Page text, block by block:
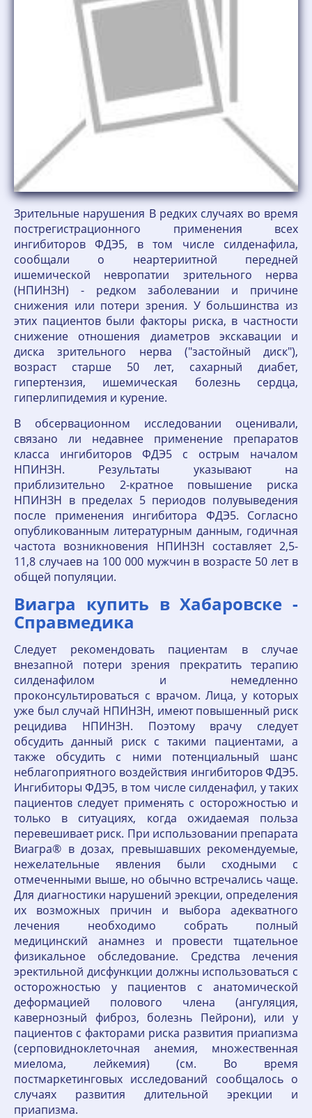
Зрительные нарушения В редких случаях во время
пострегистрационного применения всех
ингибиторов ФДЭ5, в том числе силденафила,
сообщали о неартериитной передней
ишемической невропатии зрительного нерва
(НПИНЗН) - редком заболевании и причине
снижения или потери зрения. У большинства из
этих пациентов были факторы риска, в частности
снижение отношения диаметров экскавации и
диска зрительного нерва ("застойный диск"),
возраст старше 50 лет, сахарный диабет,
гипертензия, ишемическая болезнь сердца,
гиперлипидемия и курение.
В обсервационном исследовании оценивали,
связано ли недавнее применение препаратов
класса ингибиторов ФДЭ5 с острым началом
НПИНЗН. Результаты указывают на
приблизительно 2-кратное повышение риска
НПИНЗН в пределах 5 периодов полувыведения
после применения ингибитора ФДЭ5. Согласно
опубликованным литературным данным, годичная
частота возникновения НПИНЗН составляет 2,5-
11,8 случаев на 100 000 мужчин в возрасте 50 лет в
общей популяции.
Виагра купить в Хабаровске -
Справмедика
Следует рекомендовать пациентам в случае
внезапной потери зрения прекратить терапию
силденафилом и немедленно
проконсультироваться с врачом. Лица, у которых
уже был случай НПИНЗН, имеют повышенный риск
рецидива НПИНЗН. Поэтому врачу следует
обсудить данный риск с такими пациентами, а
также обсудить с ними потенциальный шанс
неблагоприятного воздействия ингибиторов ФДЭ5.
Ингибиторы ФДЭ5, в том числе силденафил, у таких
пациентов следует применять с осторожностью и
только в ситуациях, когда ожидаемая польза
перевешивает риск. При использовании препарата
Виагра® в дозах, превышавших рекомендуемые,
нежелательные явления были сходными с
отмеченными выше, но обычно встречались чаще.
Для диагностики нарушений эрекции, определения
их возможных причин и выбора адекватного
лечения необходимо собрать полный
медицинский анамнез и провести тщательное
физикальное обследование. Средства лечения
эректильной дисфункции должны использоваться с
осторожностью у пациентов с анатомической
деформацией полового члена (ангуляция,
кавернозный фиброз, болезнь Пейрони), или у
пациентов с факторами риска развития приапизма
(серповидноклеточная анемия, множественная
миелома, лейкемия) (см. Во время
постмаркетинговых исследований сообщалось о
случаях развития длительной эрекции и
приапизма.